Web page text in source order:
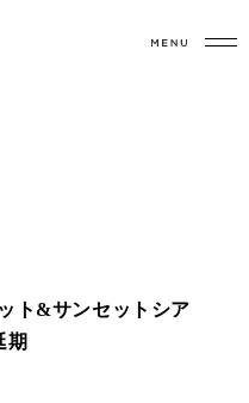
ト&サンセットシア
期